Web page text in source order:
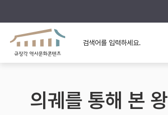
규장각의 어제와 오늘
규장각 소개영상
사료와 문학
고대
고려
의궤를 통해 본